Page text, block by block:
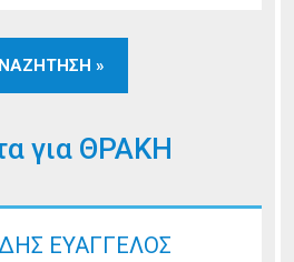
για ΘΡΑΚΗ
ΕΥΑΓΓΕΛΟΣ